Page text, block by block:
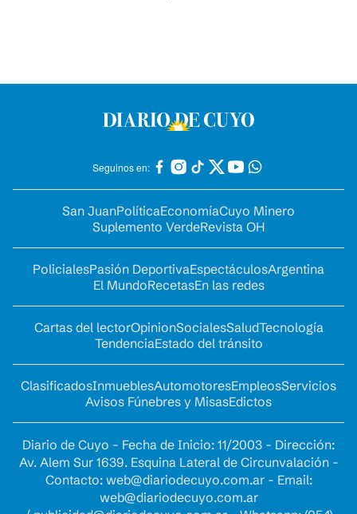
Seguinos en:
San JuanPolíticaEconomíaCuyo Minero
Suplemento VerdeRevista OH
PolicialesPasión DeportivaEspectáculosArgentina
El MundoRecetasEn las redes
Cartas del lectorOpinionSocialesSaludTecnología
TendenciaEstado del tránsito
ClasificadosInmueblesAutomotoresEmpleosServicios
Avisos Fúnebres y MisasEdictos
Diario de Cuyo - Fecha de Inicio: 11/2003 - Dirección:
Av. Alem Sur 1639. Esquina Lateral de Circunvalación -
Contacto: web@diariodecuyo.com.ar- Email:
web@diariodecuyo.com.ar